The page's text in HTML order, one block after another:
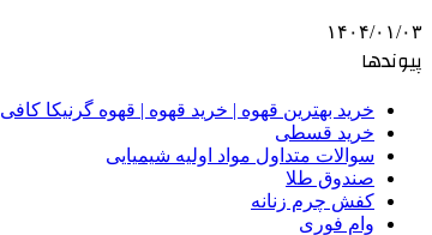
۱۴۰۴/۰۱/۰۳
پیوندها
خرید بهترین قهوه | خرید قهوه | قهوه گرنیکا کافی
خرید قسطی
سوالات متداول مواد اولیه شیمیایی
صندوق طلا
کفش چرم زنانه
وام فوری